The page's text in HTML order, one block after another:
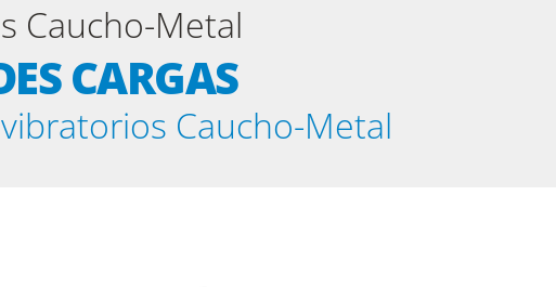
Caucho-Metal
CARGAS
Caucho-Metal